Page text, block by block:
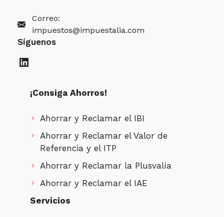
Correo:
impuestos@impuestalia.com
Síguenos
LinkedIn
¡Consiga Ahorros!
Ahorrar y Reclamar el IBI
Ahorrar y Reclamar el Valor de
Referencia y el ITP
Ahorrar y Reclamar la Plusvalía
Ahorrar y Reclamar el IAE
Servicios